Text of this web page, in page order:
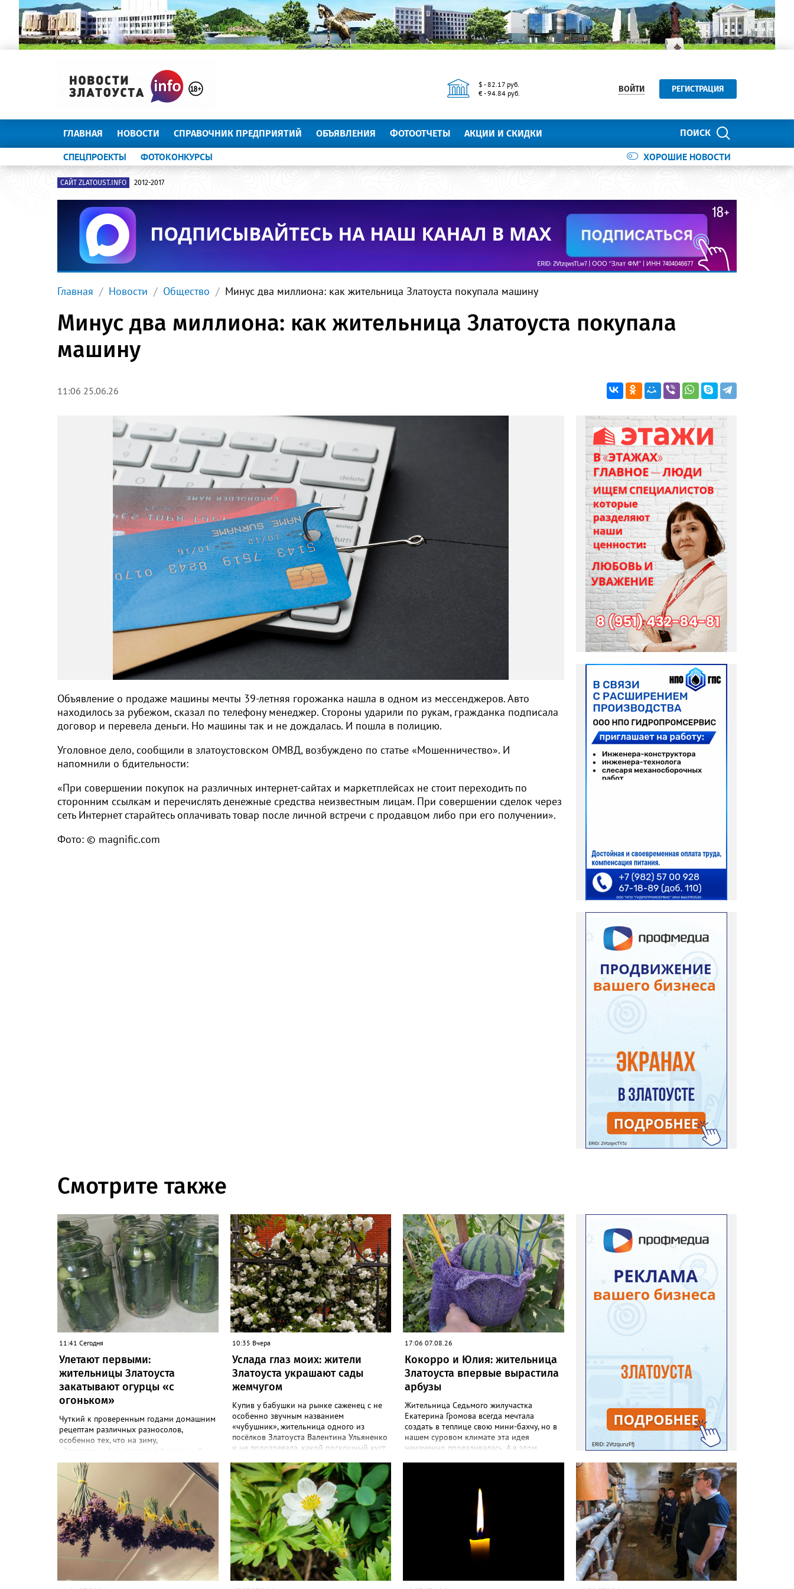
$ - 82.17 руб.
€ - 94.84 руб.
ВОЙТИ РЕГИСТРАЦИЯ
ПОИСК
ГЛАВНАЯ НОВОСТИ СПРАВОЧНИК ПРЕДПРИЯТИЙ ОБЪЯВЛЕНИЯ ФОТООТЧЕТЫ АКЦИИ И СКИДКИ
ХОРОШИЕ НОВОСТИ
СПЕЦПРОЕКТЫ ФОТОКОНКУРСЫ
САЙТ ZLATOUST.INFO 2012-2017
Главная Новости Общество Минус два миллиона: как жительница Златоуста покупала машину
Минус два миллиона: как жительница Златоуста покупала
машину
11:06 25.06.26
Объявление о продаже машины мечты 39-летняя горожанка нашла в одном из мессенджеров. Авто
находилось за рубежом, сказал по телефону менеджер. Стороны ударили по рукам, гражданка подписала
договор и перевела деньги. Но машины так и не дождалась. И пошла в полицию.
Уголовное дело, сообщили в златоустовском ОМВД, возбуждено по статье «Мошенничество». И
напомнили о бдительности:
«При совершении покупок на различных интернет-сайтах и маркетплейсах не стоит переходить по
сторонним ссылкам и перечислять денежные средства неизвестным лицам. При совершении сделок через
сеть Интернет старайтесь оплачивать товар после личной встречи с продавцом либо при его получении».
Фото: © magnific.com
Смотрите также
11:41 Сегодня
Улетают первыми:
жительницы Златоуста
закатывают огурцы «с
огоньком»
Чуткий к проверенным годами домашним
рецептам различных разносолов,
особенно тех, что на зиму,
«Златоуст.инфо» разузнал фамильный
способ закатки необычных зеленёньких –
они острые на вкус и особо хрустящие.
Жительница Златоуста, металлург Ольга
Назонова с удовольствием раскрыла
рецепт. «Для нашей большой семьи
каждый год закатываю по 20-30 банок
таких огурчиков «с огоньком», но они всё
равно улетают со стола первыми, а гости
неизменно просят рецепт, - отметила
Ольга. – Несмотря на это неласковое
лето, парники уже полны огурцов.
Запаситесь любым недорогим острым
10:35 Вчера
Услада глаз моих: жители
Златоуста украшают сады
жемчугом
Купив у бабушки на рынке саженец с не
особенно звучным названием
«чубушник», жительница одного из
посёлков Златоуста Валентина Ульяненко
и не подозревала, какой роскошный куст
жасмина! «Златоуст.инфо» узнал
особенности ухода за этим кустарником.
«Всем своим подругам и коллегам
посоветовала непременно посадить
чубушник, и его становится в нашем
городе всё больше, - рассказала нашему
порталу Валентина. – У меня растёт, на
мой взгляд, самый красивый сорт –
«Жемчуг». Моему кусту (на фото) четыре
года, достаточно компактный. Махровые
цветки - диаметром шесть сантиметров.
17:06 07.08.26
Кокорро и Юлия: жительница
Златоуста впервые вырастила
арбузы
Жительница Седьмого жилучастка
Екатерина Громова всегда мечтала
создать в теплице свою мини-бахчу, но в
нашем суровом климате эта идея
неизменно проваливалась. А в этом
полакомиться пусть маленьким, но своим
арбузиком, всё мимо: вырастали до
размера бобов и отваливались, -
поделилась со «Златоуст.инфо» садовод.
– В этом году посадила сорт так
называемых северных арбузов – «Юлия»,
а также «Коккоро» (он жёлтый и, говорят,